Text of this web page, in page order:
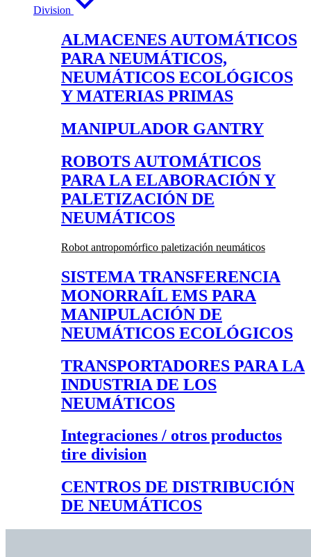
Division
ALMACENES AUTOMÁTICOS
PARA NEUMÁTICOS,
NEUMÁTICOS ECOLÓGICOS
Y MATERIAS PRIMAS
MANIPULADOR GANTRY
ROBOTS AUTOMÁTICOS
PARA LA ELABORACIÓN Y
PALETIZACIÓN DE
NEUMÁTICOS
Robot antropomórfico paletización neumáticos
SISTEMA TRANSFERENCIA
MONORRAÍL EMS PARA
MANIPULACIÓN DE
NEUMÁTICOS ECOLÓGICOS
TRANSPORTADORES PARA LA
INDUSTRIA DE LOS
NEUMÁTICOS
Integraciones / otros productos
tire division
CENTROS DE DISTRIBUCIÓN
DE NEUMÁTICOS